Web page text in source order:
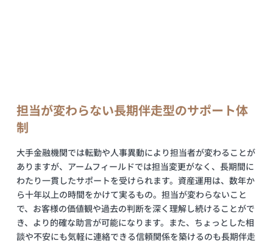
担当が変わらない長期伴走型のサポート体
制
大手金融機関では転勤や人事異動により担当者が変わることが
ありますが、アームフィールドでは担当変更がなく、長期間に
わたり一貫したサポートを受けられます。資産運用は、数年か
ら十年以上の時間をかけて実るもの。担当が変わらないこと
で、お客様の価値観や過去の判断を深く理解し続けることがで
き、より的確な助言が可能になります。また、ちょっとした相
談や不安にも気軽に連絡できる信頼関係を築けるのも長期伴走